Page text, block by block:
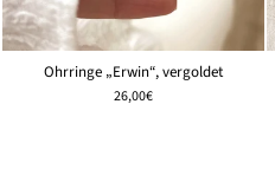
Ohrringe „Erwin“, vergoldet
26,00€